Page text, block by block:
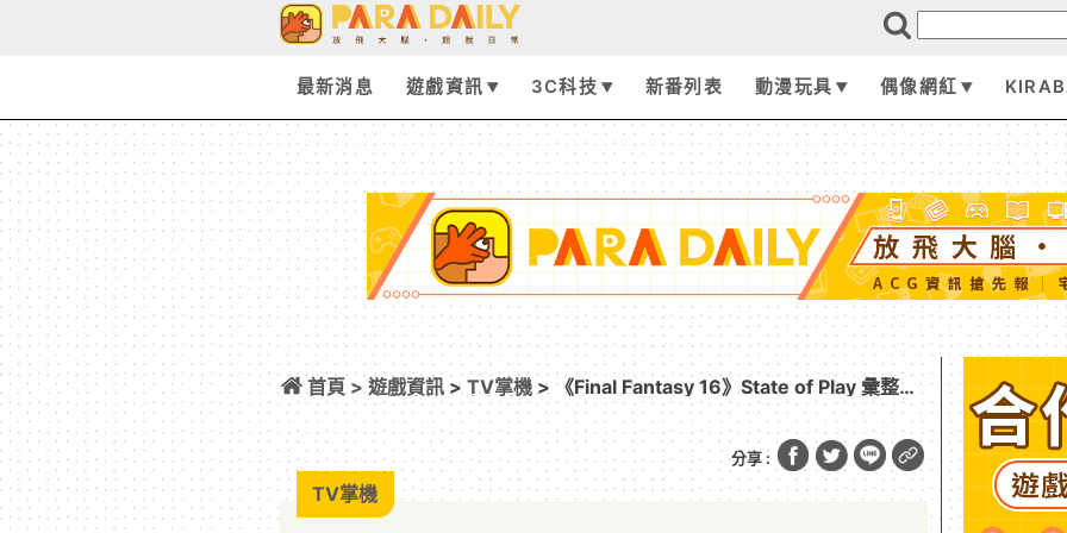
最新消息 遊戲資訊 3C科技 新番列表 動漫玩具 偶像網紅
首頁 >遊戲資訊 >TV掌機 > 《Final Fantasy 16》State of Play 彙整！
大量資訊一次釋出
分享 :
TV掌機